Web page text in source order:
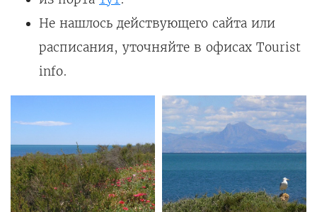
Не нашлось действующего сайта или
расписания, уточняйте в офисах Tourist
info.